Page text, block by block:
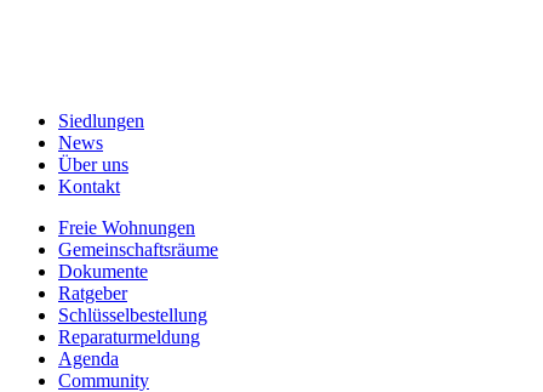
Siedlungen
News
Über uns
Kontakt
Freie Wohnungen
Gemeinschaftsräume
Dokumente
Ratgeber
Schlüsselbestellung
Reparaturmeldung
Agenda
Community